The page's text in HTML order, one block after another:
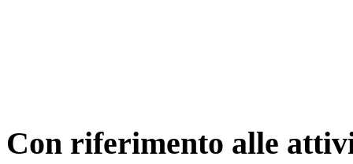
Con riferimento alle